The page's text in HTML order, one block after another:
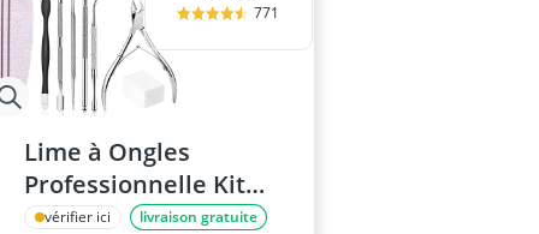
771
Lime à Ongles
Professionnelle Kit
Manucure Pédicure
vérifier ici livraison gratuite